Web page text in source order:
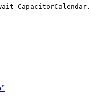
CapacitorCalendar.